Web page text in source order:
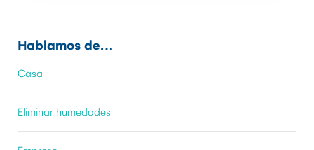
Hablamos de…
Casa
Eliminar humedades